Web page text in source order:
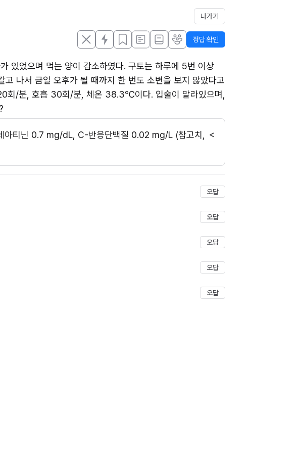
나가기
정답 확인
있었으며 먹는 양이 감소하였다. 구토는 하루에 5번 이상
나서 금일 오후가 될 때까지 한 번도 소변을 보지 않았다고
/분, 호흡 30회/분, 체온 38.3℃이다. 입술이 말라있으며,
티닌 0.7 mg/dL, C-반응단백질 0.02 mg/L (참고치, ＜
오답
오답
오답
오답
오답